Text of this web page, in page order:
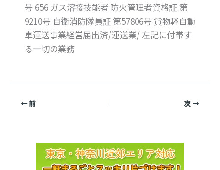
号 656 ガス溶接技能者 防火管理者資格証 第
9210号 自衛消防隊員証 第57806号 貨物軽自動
車運送事業経営届出済/運送業/ 左記に付帯す
る一切の業務
前 次